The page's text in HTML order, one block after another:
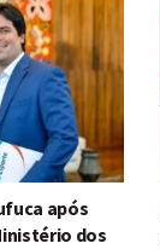
após
dos